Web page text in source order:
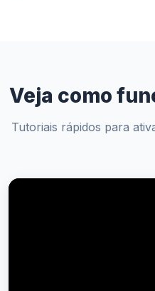
Veja como
Tutoriais rápidos para